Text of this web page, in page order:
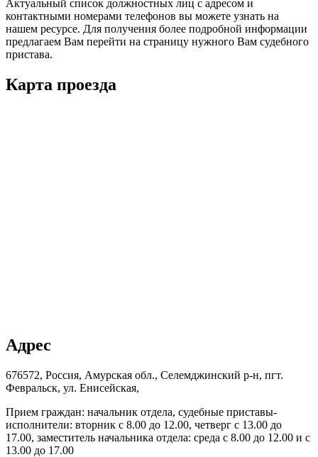
Актуальный список должностных лиц с адресом и
контактными номерами телефонов вы можете узнать на
нашем ресурсе. Для получения более подробной информации
предлагаем Вам перейти на страницу нужного Вам судебного
пристава.
Карта проезда
Адрес
676572, Россия, Амурская обл., Селемджинский р-н, пгт.
Февральск, ул. Енисейская,
Прием граждан: начальник отдела, судебные приставы-
исполнители: вторник с 8.00 до 12.00, четверг с 13.00 до
17.00, заместитель начальника отдела: среда с 8.00 до 12.00 и с
13.00 до 17.00